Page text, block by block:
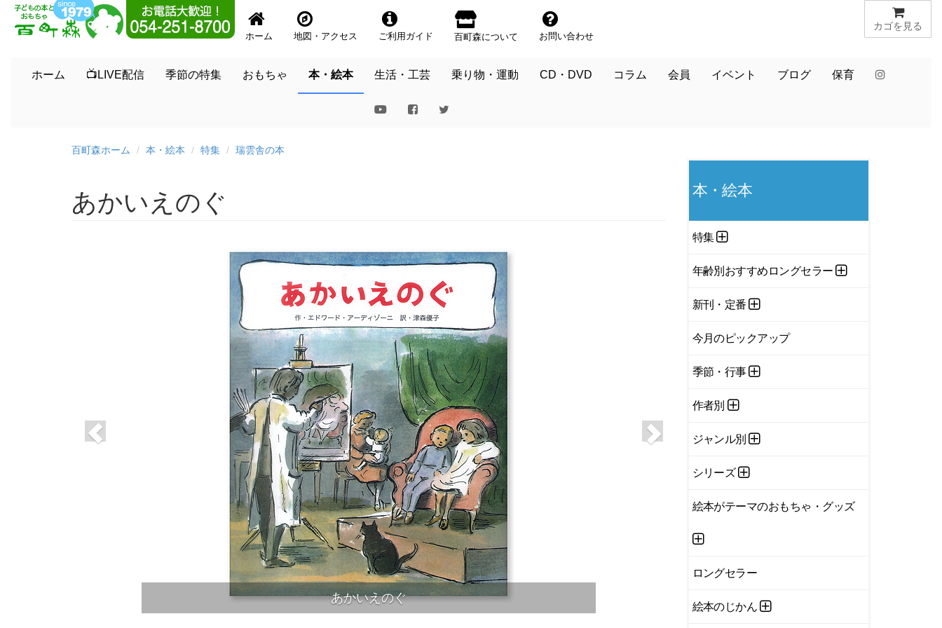
カゴを見る
ホーム 地図・アクセス ご利用ガイド 百町森について お問い合わせ
ホーム 📺LIVE配信 季節の特集 おもちゃ 本・絵本 生活・工芸 乗り物・運動 CD・DVD コラム 会員 イベント ブログ 保育
百町森ホーム 本・絵本 特集 瑞雲舎の本
あかいえのぐ
あかいえのぐ
本・絵本
特集
年齢別おすすめロングセラー
新刊・定番
今月のピックアップ
季節・行事
作者別
ジャンル別
シリーズ
絵本がテーマのおもちゃ・グッズ
ロングセラー
絵本のじかん